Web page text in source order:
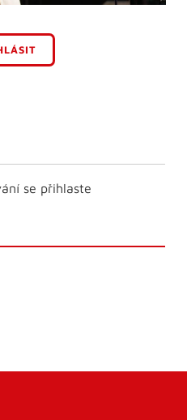
se přihlaste